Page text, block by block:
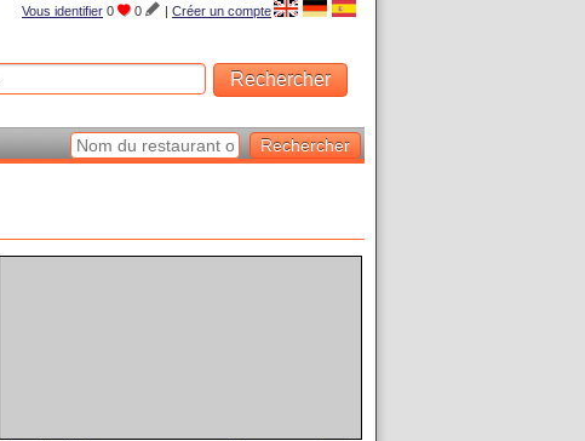
Vous identifier 0 0 | Créer un compte